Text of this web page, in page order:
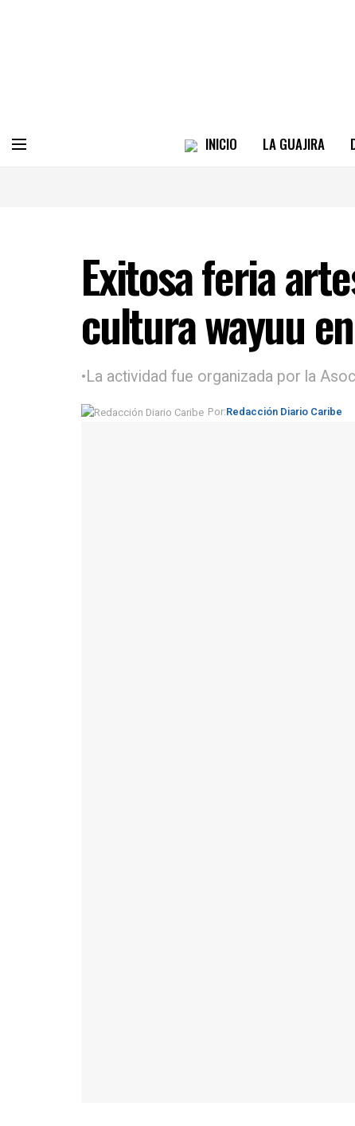
INICIO LA GUAJIRA
Exitosa feria
cultura wayuu
•La actividad fue organizada por la
Por:Redacción Diario Caribe